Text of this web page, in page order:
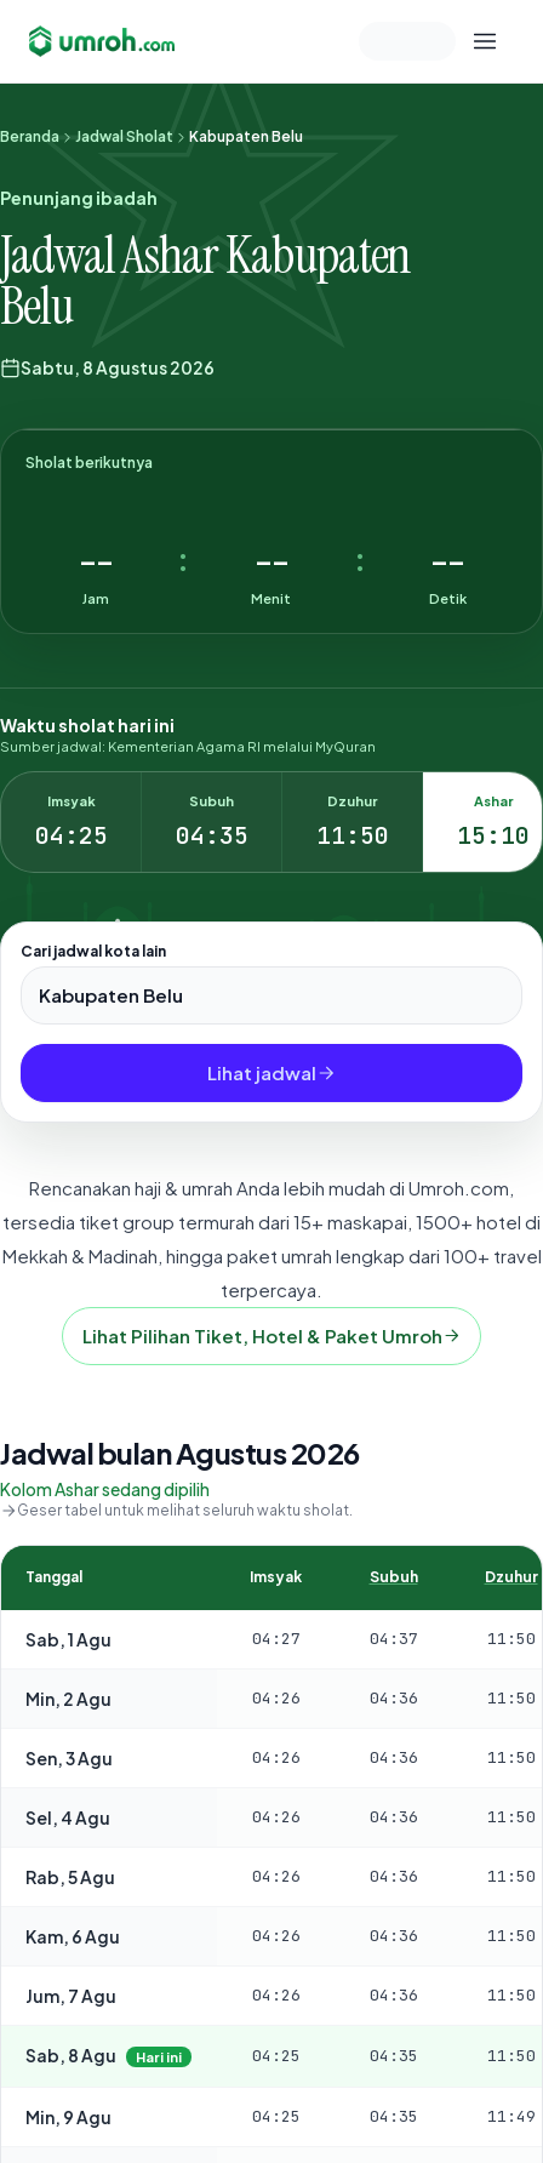
Memeriksa sesi akun
Beranda Jadwal Sholat Kabupaten Belu
Penunjang ibadah
Jadwal Ashar Kabupaten
Belu
Sabtu, 8 Agustus 2026
Sholat berikutnya
--
Jam
: --
Menit
: --
Detik
Waktu sholat hari ini
Sumber jadwal: Kementerian Agama RI melalui MyQuran
Imsyak
04:25
Subuh
04:35
Dzuhur
11:50
Ashar
15:10
Cari jadwal kota lain
Pilih salah satu dari 500+ kota dan kabupaten di Indonesia.
Lihat jadwal
Rencanakan haji & umrah Anda lebih mudah di Umroh.com,
tersedia tiket group termurah dari 15+ maskapai, 1500+ hotel di
Mekkah & Madinah, hingga paket umrah lengkap dari 100+ travel
terpercaya.
Lihat Pilihan Tiket, Hotel & Paket Umroh
Jadwal bulan Agustus 2026
Kolom Ashar sedang dipilih
Geser tabel untuk melihat seluruh waktu sholat.
Tanggal Imsyak Subuh Dzuhur
Sab, 1 Agu 04:27 04:37 11:50
Min, 2 Agu 04:26 04:36 11:50
Sen, 3 Agu 04:26 04:36 11:50
Sel, 4 Agu 04:26 04:36 11:50
Rab, 5 Agu 04:26 04:36 11:50
Kam, 6 Agu 04:26 04:36 11:50
Jum, 7 Agu 04:26 04:36 11:50
Sab, 8 Agu Hari ini 04:25 04:35 11:50
Min, 9 Agu 04:25 04:35 11:49